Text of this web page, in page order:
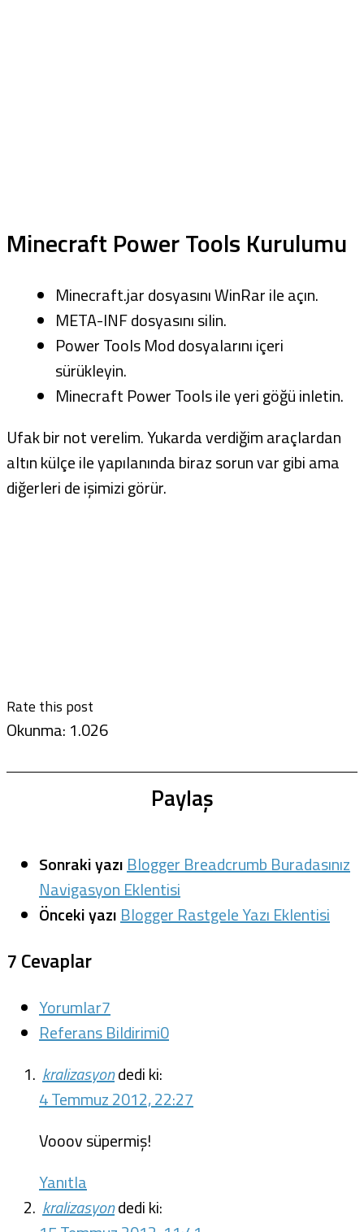
Minecraft Power Tools Kurulumu
Minecraft.jar dosyasını WinRar ile açın.
META-INF dosyasını silin.
Power Tools Mod dosyalarını içeri
sürükleyin.
Minecraft Power Tools ile yeri göğü inletin.
Ufak bir not verelim. Yukarda verdiğim araçlardan
altın külçe ile yapılanında biraz sorun var gibi ama
diğerleri de işimizi görür.
Rate this post
Okunma: 1.026
Paylaş
Sonraki yazı Blogger Breadcrumb Buradasınız
Navigasyon Eklentisi
Önceki yazı Blogger Rastgele Yazı Eklentisi
7 Cevaplar
Yorumlar7
Referans Bildirimi0
kralizasyondedi ki:
4 Temmuz 2012, 22:27
Vooov süpermiş!
Yanıtla
kralizasyondedi ki: